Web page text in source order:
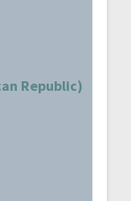
Republic)